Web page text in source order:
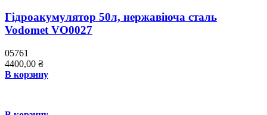
Гідроакумулятор 50л, нержавіюча сталь
Vodomet VO0027
05761
4400,00 ₴
В корзину